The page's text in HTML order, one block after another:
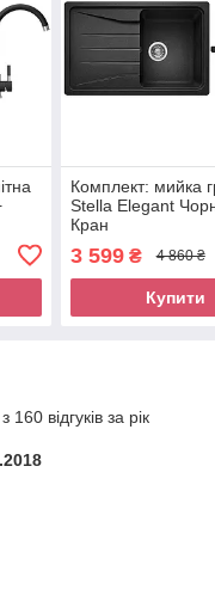
Комплект: мийка
Stella Elegant
Кран
3 599₴ 4 860 ₴
Купити
відгуків за рік